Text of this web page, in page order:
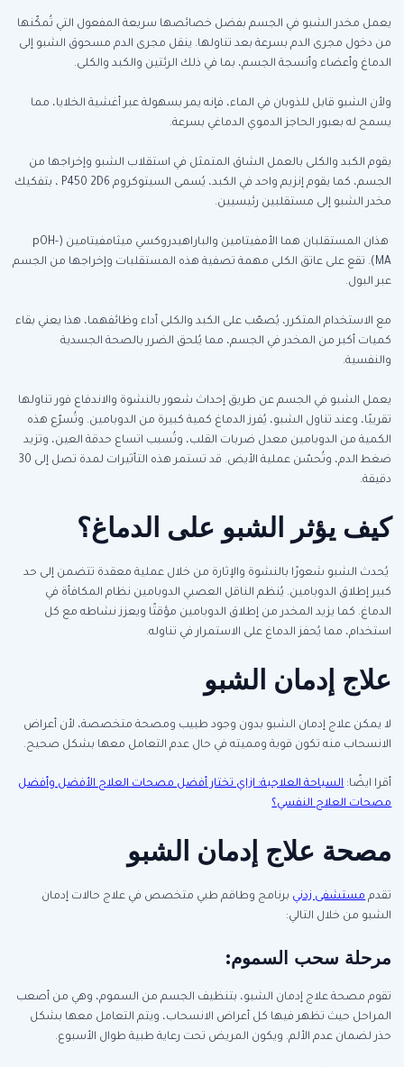
يعمل مخدر الشبو في الجسم بفضل خصائصها سريعة المفعول التي تُمكّنها
من دخول مجرى الدم بسرعة بعد تناولها. ينقل مجرى الدم مسحوق الشبو إلى
الدماغ وأعضاء وأنسجة الجسم، بما في ذلك الرئتين والكبد والكلى.
ولأن الشبو قابل للذوبان في الماء، فإنه يمر بسهولة عبر أغشية الخلايا، مما
يسمح له بعبور الحاجز الدموي الدماغي بسرعة.
يقوم الكبد والكلى بالعمل الشاق المتمثل في استقلاب الشبو وإخراجها من
الجسم، كما يقوم إنزيم واحد في الكبد، يُسمى السيتوكروم P450 2D6 ، بتفكيك
مخدر الشبو إلى مستقلبين رئيسيين.
هذان المستقلبان هما الأمفيتامين والباراهيدروكسي ميثامفيتامين (pOH-
MA). تقع على عاتق الكلى مهمة تصفية هذه المستقلبات وإخراجها من الجسم
عبر البول.
مع الاستخدام المتكرر، يُصعّب على الكبد والكلى أداء وظائفهما، هذا يعني بقاء
كميات أكبر من المخدر في الجسم، مما يُلحق الضرر بالصحة الجسدية
والنفسية.
يعمل الشبو في الجسم عن طريق إحداث شعور بالنشوة والاندفاع فور تناولها
تقريبًا، وعند تناول الشبو، يُفرز الدماغ كمية كبيرة من الدوبامين. وتُسرّع هذه
الكمية من الدوبامين معدل ضربات القلب، وتُسبب اتساع حدقة العين، وتزيد
ضغط الدم، وتُحسّن عملية الأيض. قد تستمر هذه التأثيرات لمدة تصل إلى 30
دقيقة.
كيف يؤثر الشبو على الدماغ؟
يُحدث الشبو شعورًا بالنشوة والإثارة من خلال عملية معقدة تتضمن إلى حد
كبير إطلاق الدوبامين. يُنظم الناقل العصبي الدوبامين نظام المكافأة في
الدماغ. كما يزيد المخدر من إطلاق الدوبامين مؤقتًا ويعزز نشاطه مع كل
استخدام، مما يُحفز الدماغ على الاستمرار في تناوله.
علاج إدمان الشبو
لا يمكن علاج إدمان الشبو بدون وجود طبيب ومصحة متخصصة، لأن أعراض
الانسحاب منه تكون قوية ومميته في حال عدم التعامل معها بشكل صحيح.
أقرا ايضًا:السياحة العلاجية: ازاي تختار أفضل مصحات العلاج الأفضل وأفضل
مصحات العلاج النفسي؟
مصحة علاج إدمان الشبو
تقدممستشفى زدني برنامج وطاقم طبي متخصص في علاج حالات إدمان
الشبو من خلال التالي:
مرحلة سحب السموم:
تقوم مصحة علاج إدمان الشبو، بتنظيف الجسم من السموم، وهي من أصعب
المراحل حيث تظهر فيها كل أعراض الانسحاب، ويتم التعامل معها بشكل
حذر لضمان عدم الألم. ويكون المريض تحت رعاية طبية طوال الأسبوع.